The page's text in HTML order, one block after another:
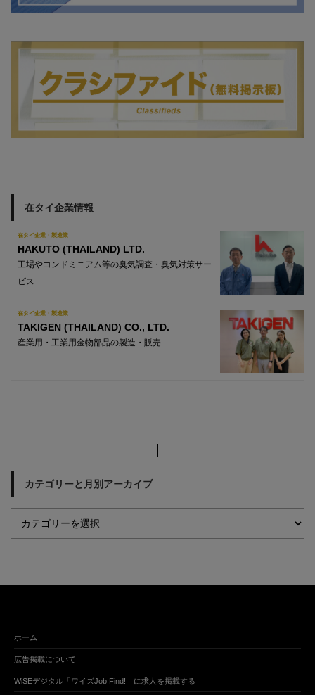
在タイ企業情報
在タイ企業・製造業
HAKUTO (THAILAND) LTD.
工場やコンドミニアム等の臭気調査・臭気対策サー
ビス
在タイ企業・製造業
TAKIGEN (THAILAND) CO., LTD.
産業用・工業用金物部品の製造・販売
カテゴリーと月別アーカイブ
ホーム
広告掲載について
WiSEデジタル「ワイズJob Find!」に求人を掲載する